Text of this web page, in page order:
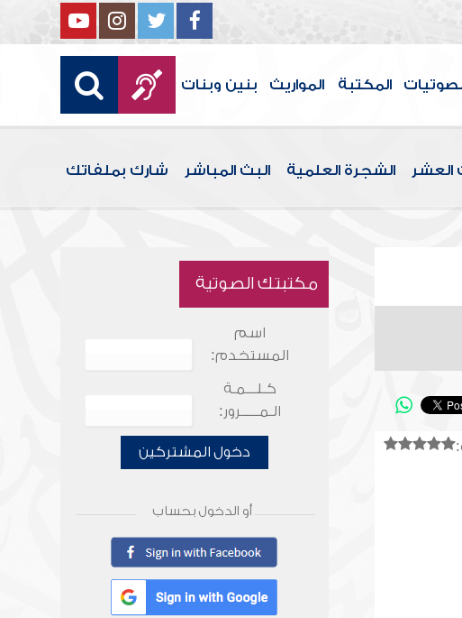
المكتبة المواريث بنين وبنات
العشر الشجرة العلمية البث المباشر شارك بملفاتك
مكتبتك الصوتية
اسم
المستخدم:
كـلـــمـة
الـمـــــرور:
دخول المشتركين
أو الدخول بحساب